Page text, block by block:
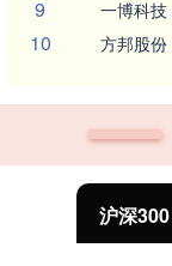
9 一博科技
10 方邦股份
沪深300